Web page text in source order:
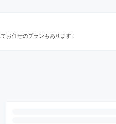
お任せのプランもあります！